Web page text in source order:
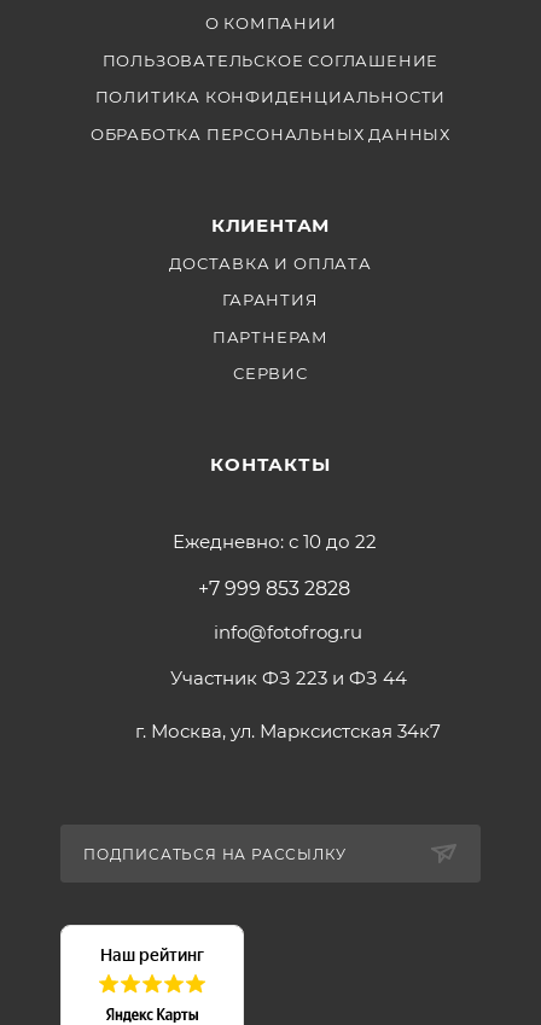
О КОМПАНИИ
ПОЛЬЗОВАТЕЛЬСКОЕ СОГЛАШЕНИЕ
ПОЛИТИКА КОНФИДЕНЦИАЛЬНОСТИ
ОБРАБОТКА ПЕРСОНАЛЬНЫХ ДАННЫХ
КЛИЕНТАМ
ДОСТАВКА И ОПЛАТА
ГАРАНТИЯ
ПАРТНЕРАМ
СЕРВИС
КОНТАКТЫ
Ежедневно: с 10 до 22
+7 999 853 2828
info@fotofrog.ru
Участник ФЗ 223 и ФЗ 44
г. Москва, ул. Марксистская 34к7
ПОДПИСАТЬСЯ НА РАССЫЛКУ